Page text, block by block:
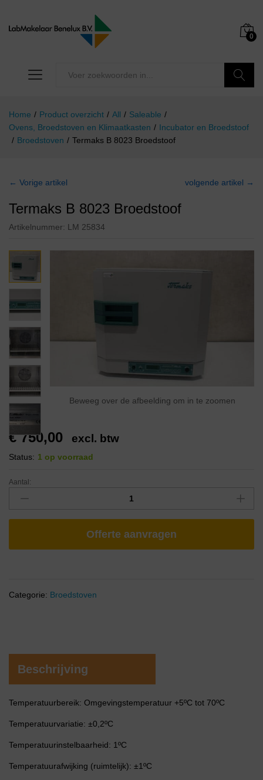
0
Home / Product overzicht / All / Saleable /
Ovens, Broedstoven en Klimaatkasten / Incubator en Broedstoof
/ Broedstoven / Termaks B 8023 Broedstoof
← Vorige artikel volgende artikel →
Termaks B 8023 Broedstoof
Artikelnummer: LM 25834
Beweeg over de afbeelding om in te zoomen
€750,00 excl. btw
Status: 1 op voorraad
Aantal:
Offerte aanvragen
Categorie: Broedstoven
Beschrijving
Temperatuurbereik: Omgevingstemperatuur +5ºC tot 70ºC
Temperatuurvariatie: ±0,2ºC
Temperatuurinstelbaarheid: 1ºC
Temperatuurafwijking (ruimtelijk): ±1ºC